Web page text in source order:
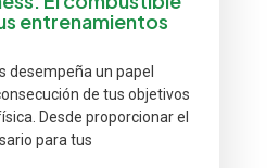
entrenamientos
desempeña un papel
de tus objetivos
Desde proporcionar el
para tus